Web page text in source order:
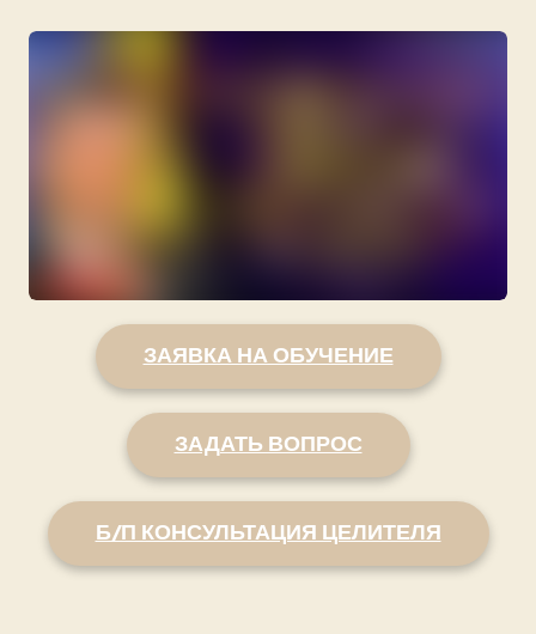
ЗАЯВКА НА ОБУЧЕНИЕ
ЗАДАТЬ ВОПРОС
Б/П КОНСУЛЬТАЦИЯ ЦЕЛИТЕЛЯ